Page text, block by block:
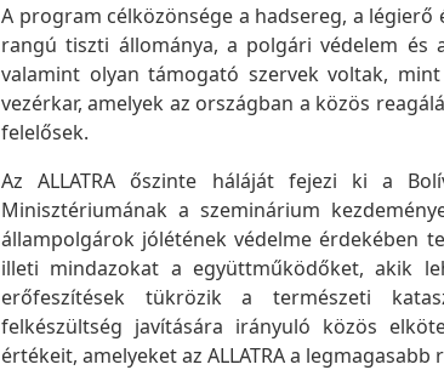
A program célközönsége a hadsereg, a
rangú tiszti állománya, a polgári védelem és
valamint olyan támogató szervek voltak,
vezérkar, amelyek az országban a közös
felelősek.
Az ALLATRA őszinte háláját fejezi ki a
Minisztériumának a szeminárium
állampolgárok jólétének védelme érdekében
illeti mindazokat a együttműködőket, akik
erőfeszítések tükrözik a természeti
felkészültség javítására irányuló közös
értékeit, amelyeket az ALLATRA a